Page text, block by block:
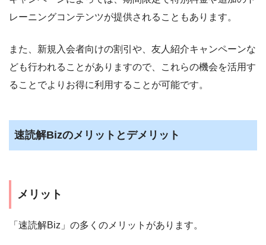
レーニングコンテンツが提供されることもあります。
また、新規入会者向けの割引や、友人紹介キャンペーンな
ども行われることがありますので、これらの機会を活用す
ることでよりお得に利用することが可能です。
速読解Bizのメリットとデメリット
メリット
「速読解Biz」の多くのメリットがあります。